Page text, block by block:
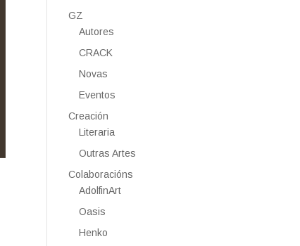
GZ
Autores
CRACK
Novas
Eventos
Creación
Literaria
Outras Artes
Colaboracións
AdolfinArt
Oasis
Henko